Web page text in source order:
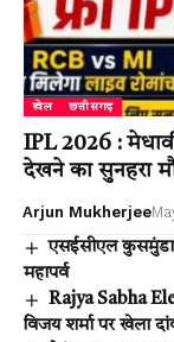
खेल छत्तीसगढ़
IPL 2026 :
देखने का सुनहरा
Arjun Mukherjee
एसईसीएल कुसमुंडा
महापर्व
Rajya Sabha
विजय शर्मा पर खेला